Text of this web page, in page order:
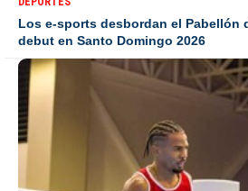
Los e-sports desbordan el Pabellón
debut en Santo Domingo 2026